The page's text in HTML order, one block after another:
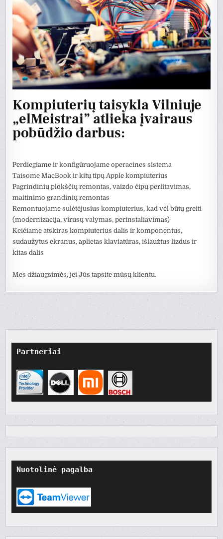
Kompiuterių taisykla Vilniuje
„elMeistrai” atlieka įvairaus
pobūdžio darbus:
Perdiegiame ir konfigūruojame operacines sistema
Taisome MacBook ir kitų tipų Apple kompiuterius
Pagrindinių plokščių remontas, vaizdo čipų perlitavimas,
maitinimo grandinių remontas
Remontuojame sulėtėjusius kompiuterius, kad vėl būtų greiti
(modernizacija, virusų valymas, perinstaliavimas)
Keičiame atskiras kompiuterius dalis ir komponentus,
sudaužytus ekranus, aplietas klaviatūras, išlaužtus lizdus ir
kitas dalis
Mes džiaugsimės, jei Jūs tapsite mūsų klientu.
Partneriai
Nuotolinė pagalba